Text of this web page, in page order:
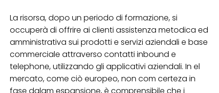
La risorsa, dopo un periodo di formazione, si
occuperà di offrire ai clienti assistenza metodica ed
amministrativa sui prodotti e servizi aziendali e base
commerciale attraverso contatti inbound e
telephone, utilizzando gli applicativi aziendali. In el
mercato, come ciò europeo, non com certeza in
fase dalam espansione, è comprensibile che i